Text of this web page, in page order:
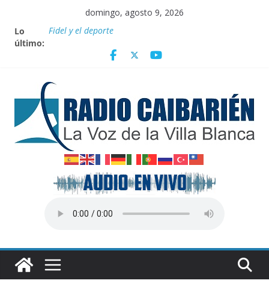
contenido
domingo, agosto 9, 2026
Lo
último:
Fidel y el deporte
Vanguardia por 3 años consecutivos
renovables en Cuba
Nota oficial del Gobierno Provincial de Villa Clara